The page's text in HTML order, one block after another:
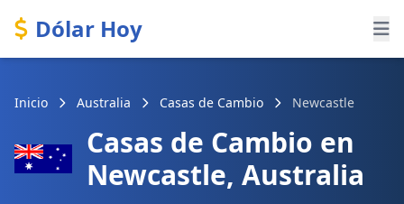
Dólar Hoy
Inicio Australia Casas de Cambio Newcastle
Casas de Cambio en
Newcastle, Australia